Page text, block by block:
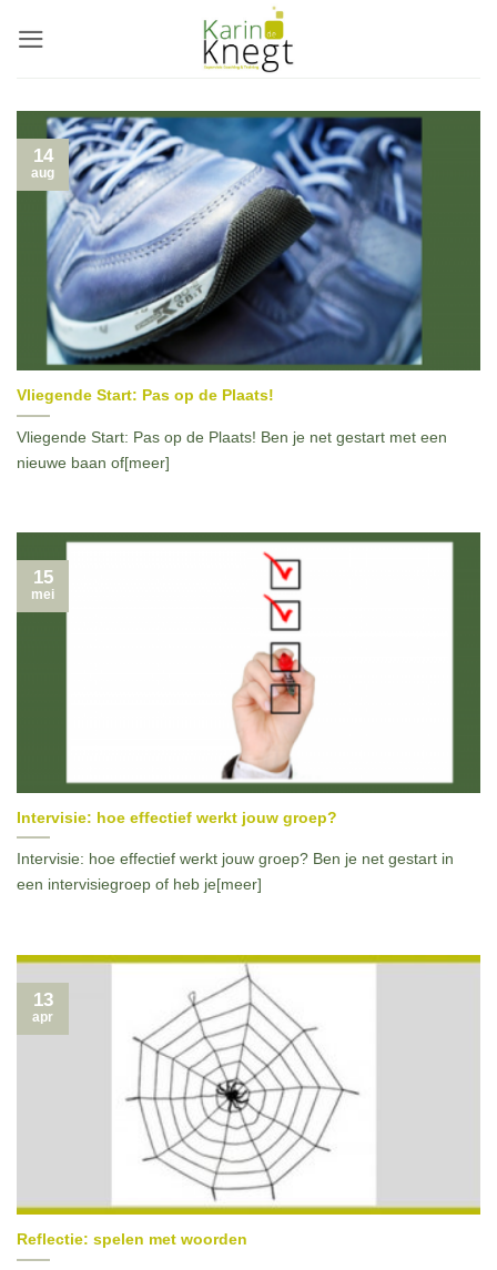
naar
Vliegende Start: Pas op de Plaats!
Vliegende Start: Pas op de Plaats! Ben je net gestart met een
nieuwe baan of[meer]
14
aug
Intervisie: hoe effectief werkt jouw groep?
Intervisie: hoe effectief werkt jouw groep? Ben je net gestart in
een intervisiegroep of heb je[meer]
15
mei
Reflectie: spelen met woorden
13
apr